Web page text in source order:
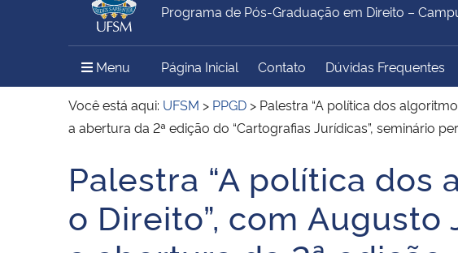
Pecuária e Abastecimento
Ministério do Meio Ambiente Ministério do Turismo
Ministério do
Secretaria de Governo
Gabinete de Segurança
Institucional
Advocacia-
Programa de Pós-Graduação em Direito –
Menu Menu Principal do Sítio
Página Inicial Contato Dúvidas Frequentes
Você está aqui: UFSM > PPGD > Palestra “A política dos
a abertura da 2ª edição do “Cartografias Jurídicas”, seminário
Início do conteúdo
Palestra “A política
o Direito”, com